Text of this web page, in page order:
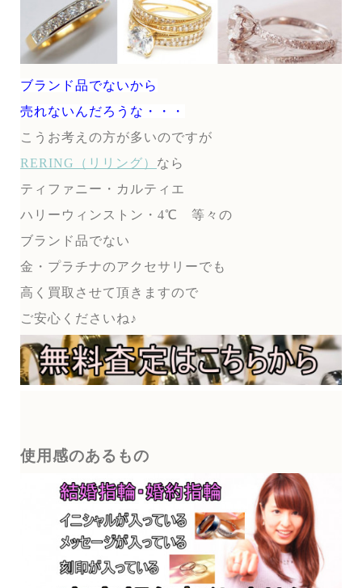
ブランド品でないから
売れないんだろうな・・・
こうお考えの方が多いのですが
RERING（リリング） なら
ティファニー・カルティエ
ハリーウィンストン・4℃ 等々の
ブランド品でない
金・プラチナのアクセサリーでも
高く買取させて頂きますので
ご安心くださいね♪
使用感のあるもの